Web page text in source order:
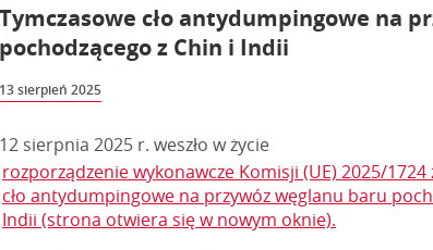
Tymczasowe cło antydumpingowe na
pochodzącego z Chin i Indii
13 sierpień 2025
12 sierpnia 2025 r. weszło w życie
rozporządzenie wykonawcze Komisji (UE) 2025/
cło antydumpingowe na przywóz węglanu baru
Indii (strona otwiera się w nowym oknie).